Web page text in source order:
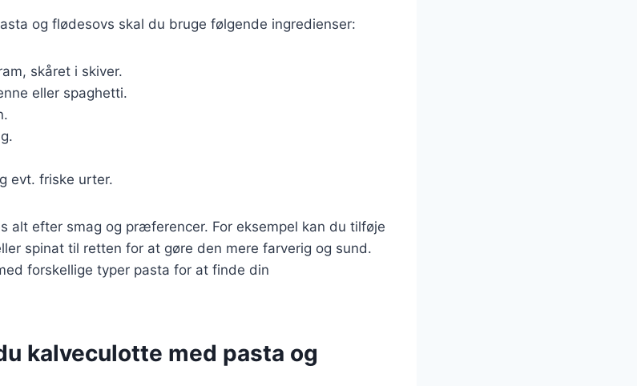
og flødesovs skal du bruge følgende ingredienser:
skåret i skiver.
eller spaghetti.
evt. friske urter.
alt efter smag og præferencer. For eksempel kan du tilføje
spinat til retten for at gøre den mere farverig og sund.
forskellige typer pasta for at finde din
kalveculotte med pasta og